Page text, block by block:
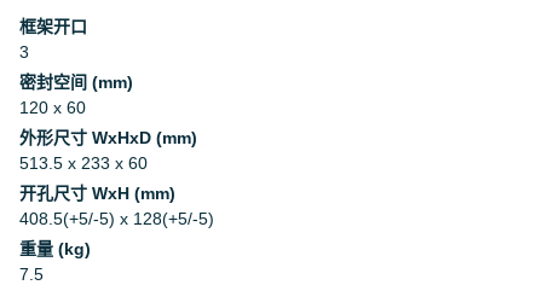
框架开口
3
密封空间 (mm)
120 x 60
外形尺寸 WxHxD (mm)
513.5 x 233 x 60
开孔尺寸 WxH (mm)
408.5(+5/-5) x 128(+5/-5)
重量 (kg)
7.5